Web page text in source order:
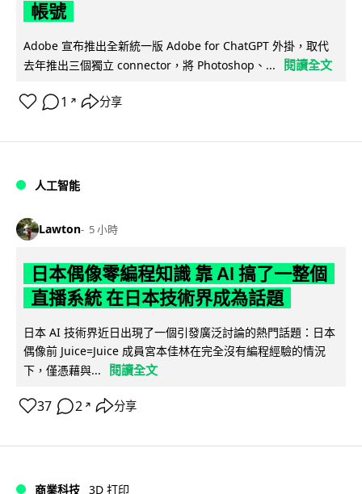
帳號
Adobe 宣布推出全新統一版 Adobe for ChatGPT 外掛，取代
去年推出三個獨立 connector，將 Photoshop、...
閱讀全文
1 ↗ 分享
人工智能
Lawton 5 小時
日本偶像零編程知識 靠 AI 搞了一整個
直播系統 在日本技術界成為話題
日本 AI 技術界近日出現了一個引發廣泛討論的熱門話題：日本
偶像前 Juice=Juice 成員宮本佳林在完全沒有編程經驗的情況
下，僅憑藉與...
閱讀全文
37 2 ↗ 分享
商業科技 3D 打印